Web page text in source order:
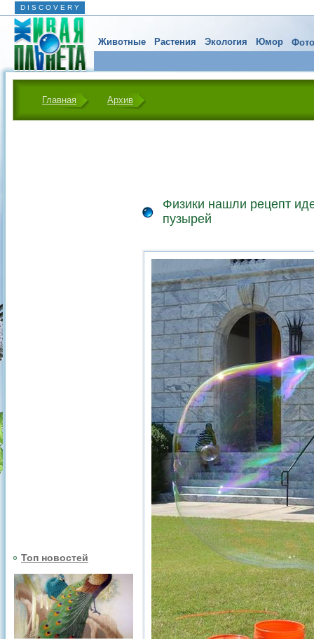
D I S C O V E R Y
Животные Растения Экология Юмор
Главная Архив
Топ новостей
Физики нашли рецепт
пузырей